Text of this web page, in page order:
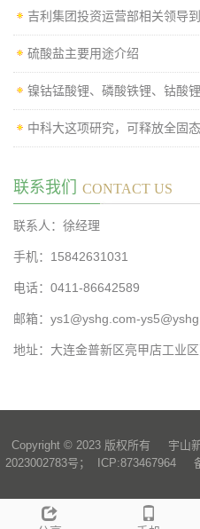
吉利集团投资运营部相关领导
硫酸盐主要用途介绍
镍钴锰酸锂、磷酸铁锂、钴酸
中科大这项研究，可释放全固
联系我们 CONTACT US
联系人：徐经理
手机：15842631031
电话：0411-86642589
邮箱：ys1@yshg.com-
地址：大连金普新区亮甲店工业
Copyright © 2023 版权所有 宇山
2023002783号； ICP:873467964